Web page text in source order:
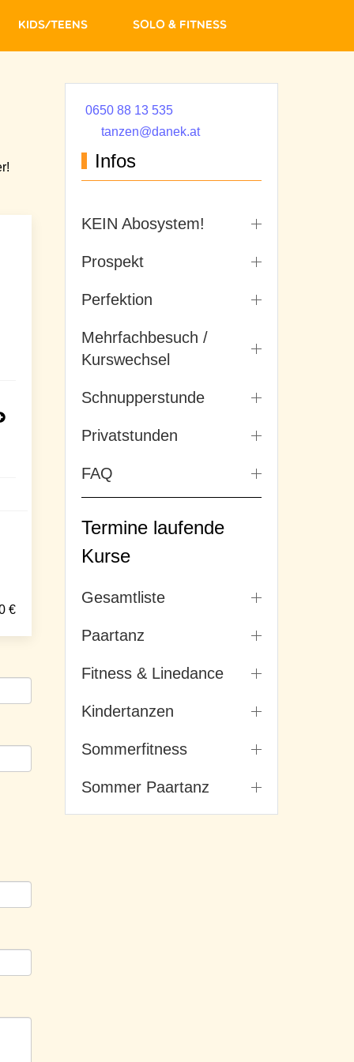
Kids/Teens Solo & Fitness
€
0650 88 13 535
tanzen@danek.at
Infos
KEIN Abosystem!
Prospekt
Perfektion
Mehrfachbesuch /
Kurswechsel
Schnupperstunde
Privatstunden
FAQ
Termine laufende
Kurse
Gesamtliste
Paartanz
Fitness & Linedance
Kindertanzen
Sommerfitness
Sommer Paartanz